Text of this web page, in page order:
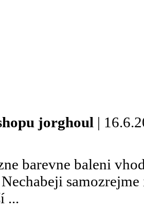
jorghoul |
barevne baleni
...